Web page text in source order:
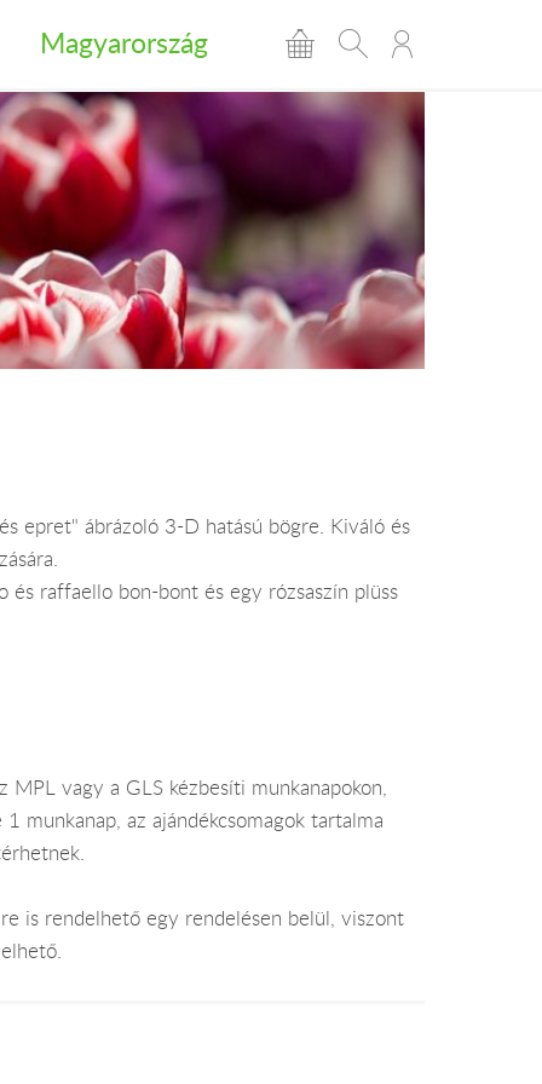
Magyarország
epret" ábrázoló 3-D hatású bögre. Kiváló és
raffaello bon-bont és egy rózsaszín plüss
MPL vagy a GLS kézbesíti munkanapokon,
munkanap, az ajándékcsomagok tartalma
is rendelhető egy rendelésen belül, viszont